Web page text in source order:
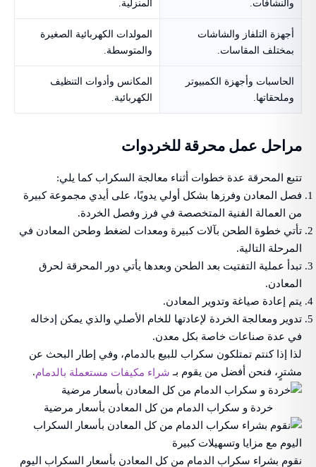
والنشافات.
المنزلية.
أجهزة التلفاز والشاشات
بمختلف المقاسات.
المولدات الكهربائية الصغيرة
والمتوسطة.
الحاسبات وأجهزة الكمبيوتر
وملحقاتها.
المكانس وأدوات التنظيف
الكهربائية.
مراحل عمل محرقة للخردوات
تتبع المحرقة عدة خطوات أثناء معالجة السكراب كما يلي:
فصل المعادن وفرزها بشكل أولي يدويًا، على أيدي مجموعة كبيرة
من العمالة الفنية المتخصصة في فرز وفصل الخردة.
تأتي خطوة الطحن بآلات كبيرة ومعدات لضغط وطحن المعادن في
المرحلة التالية.
تبدأ عملية التفتيت بعد الطحن وبعدها يأتي دور المحرقة لحرق
المعادن.
يتم إعادة صياغة وتدوير المعادن.
تدوير ومعالجة الخردة لإعادتها للخام الأصلي والذي يمكن إدخاله
في عدة صناعات خاصة بكل معدن.
لذا إذا كنتم تمتلكون سكراب للبيع بالدمام، وفي إطار البحث عن
مشترٍ، فنحن أفضل من يقوم بـ شراء مكيفات مستعملة بالدمام.
خردة و سكراب الدمام من كل المعادن بأسعار مرضية
نقوم بشراء سكراب الدمام من كل المعادن بأسعار السكراب اليوم